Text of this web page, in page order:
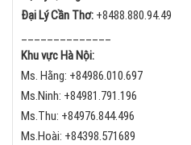
Đại Lý Cần Thơ: +8488.880.94.49
Khu vực Hà Nội:
Ms. Hằng: +84986.010.697
Ms.Ninh: +84981.791.196
Ms.Thu: +84976.844.496
Ms.Hoài: +84398.571689